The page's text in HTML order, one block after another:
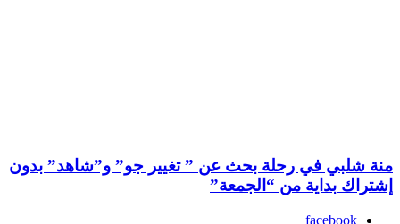
منة شلبي في رحلة بحث عن ” تغيير جو” و”شاهد” بدون
إشتراك بداية من “الجمعة”
facebook